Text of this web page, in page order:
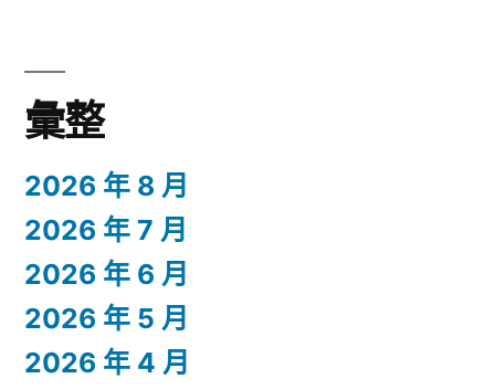
彙整
2026 年 8 月
2026 年 7 月
2026 年 6 月
2026 年 5 月
2026 年 4 月